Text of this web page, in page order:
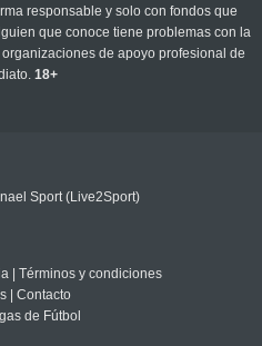
responsable y solo con fondos que
que conoce tiene problemas con la
de apoyo profesional de
18+
Sport (Live2Sport)
| Términos y condiciones
| Contacto
de Fútbol